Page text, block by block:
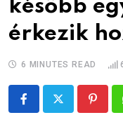
később
érkezik
6 MINUTES READ